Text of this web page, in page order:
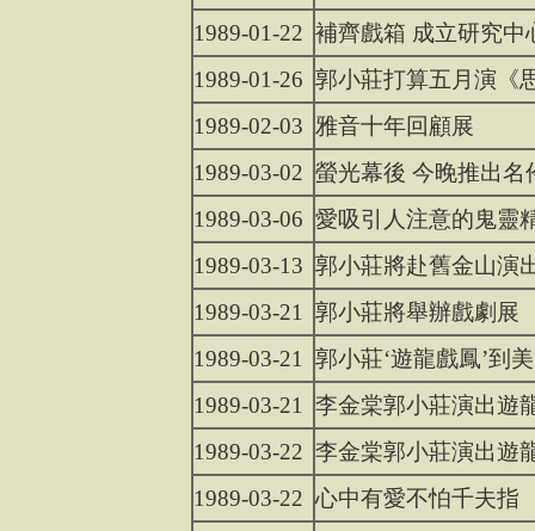
1989-01-22 補齊戲箱 成立研究中
1989-01-26 郭小莊打算五月演《
1989-02-03 雅音十年回顧展
1989-03-02 螢光幕後 今晚推出名
1989-03-06 愛吸引人注意的鬼靈
1989-03-13 郭小莊將赴舊金山演
1989-03-21
郭小莊將舉辦戲劇展
1989-03-21
郭小莊‘遊龍戲鳳’到
1989-03-21
李金棠郭小莊演出遊
1989-03-22 李金棠郭小莊演出遊
1989-03-22 心中有愛不怕千夫指